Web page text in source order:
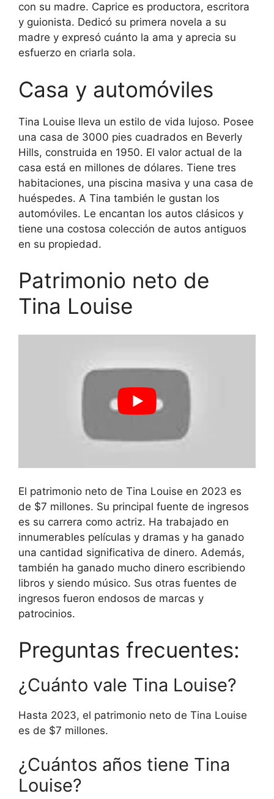
con su madre. Caprice es productora, escritora
y guionista. Dedicó su primera novela a su
madre y expresó cuánto la ama y aprecia su
esfuerzo en criarla sola.
Casa y automóviles
Tina Louise lleva un estilo de vida lujoso. Posee
una casa de 3000 pies cuadrados en Beverly
Hills, construida en 1950. El valor actual de la
casa está en millones de dólares. Tiene tres
habitaciones, una piscina masiva y una casa de
huéspedes. A Tina también le gustan los
automóviles. Le encantan los autos clásicos y
tiene una costosa colección de autos antiguos
en su propiedad.
Patrimonio neto de
Tina Louise
El patrimonio neto de Tina Louise en 2023 es
de $7 millones. Su principal fuente de ingresos
es su carrera como actriz. Ha trabajado en
innumerables películas y dramas y ha ganado
una cantidad significativa de dinero. Además,
también ha ganado mucho dinero escribiendo
libros y siendo músico. Sus otras fuentes de
ingresos fueron endosos de marcas y
patrocinios.
Preguntas frecuentes:
¿Cuánto vale Tina Louise?
Hasta 2023, el patrimonio neto de Tina Louise
es de $7 millones.
¿Cuántos años tiene Tina
Louise?